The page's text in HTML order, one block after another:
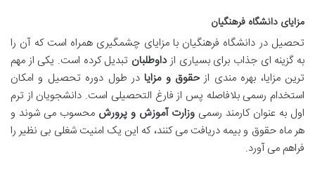
مزایای دانشگاه فرهنگیان
تحصیل در دانشگاه فرهنگیان با مزایای چشمگیری همراه است که آن را
به گزینه ای جذاب برای بسیاری ازداوطلبان تبدیل کرده است. یکی از مهم
ترین مزایا، بهره مندی ازحقوق و مزایادر طول دوره تحصیل و امکان
استخدام رسمی بلافاصله پس از فارغ التحصیلی است. دانشجویان از ترم
اول به عنوان کارمند رسمی وزارت آموزش و پرورش محسوب می شوند و
هر ماه حقوق و بیمه دریافت می کنند، که این یک امنیت شغلی بی نظیر را
فراهم می آورد.